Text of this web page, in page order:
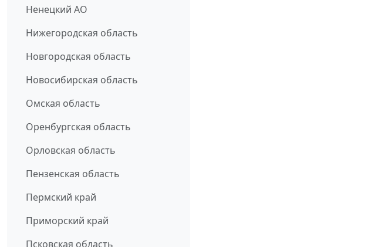
Ненецкий АО
Нижегородская область
Новгородская область
Новосибирская область
Омская область
Оренбургская область
Орловская область
Пензенская область
Пермский край
Приморский край
Псковская область